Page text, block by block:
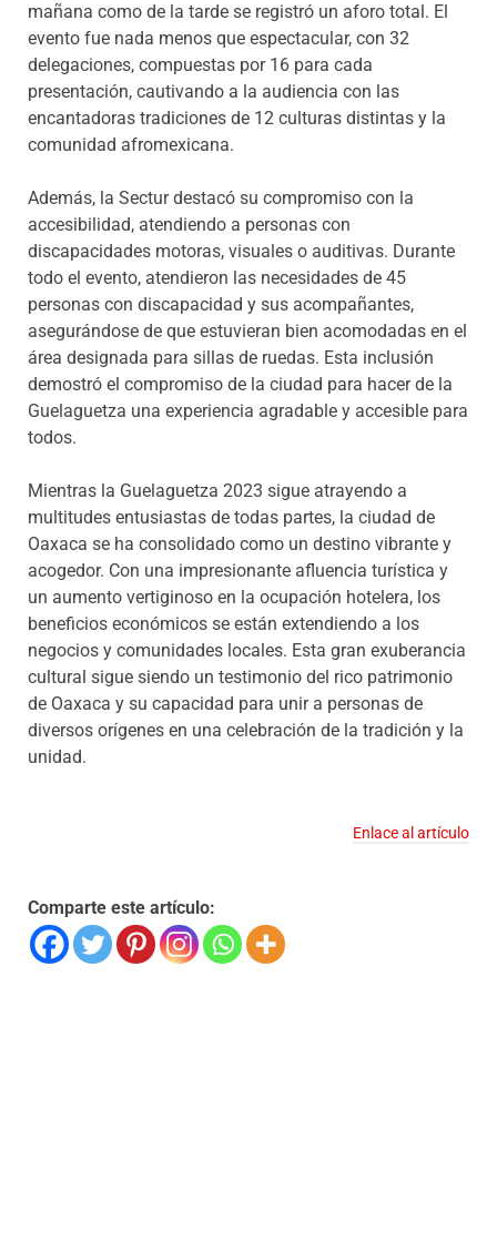
mañana como de la tarde se registró un aforo total. El
evento fue nada menos que espectacular, con 32
delegaciones, compuestas por 16 para cada
presentación, cautivando a la audiencia con las
encantadoras tradiciones de 12 culturas distintas y la
comunidad afromexicana.
Además, la Sectur destacó su compromiso con la
accesibilidad, atendiendo a personas con
discapacidades motoras, visuales o auditivas. Durante
todo el evento, atendieron las necesidades de 45
personas con discapacidad y sus acompañantes,
asegurándose de que estuvieran bien acomodadas en el
área designada para sillas de ruedas. Esta inclusión
demostró el compromiso de la ciudad para hacer de la
Guelaguetza una experiencia agradable y accesible para
todos.
Mientras la Guelaguetza 2023 sigue atrayendo a
multitudes entusiastas de todas partes, la ciudad de
Oaxaca se ha consolidado como un destino vibrante y
acogedor. Con una impresionante afluencia turística y
un aumento vertiginoso en la ocupación hotelera, los
beneficios económicos se están extendiendo a los
negocios y comunidades locales. Esta gran exuberancia
cultural sigue siendo un testimonio del rico patrimonio
de Oaxaca y su capacidad para unir a personas de
diversos orígenes en una celebración de la tradición y la
unidad.
Enlace al artículo
Comparte este artículo: